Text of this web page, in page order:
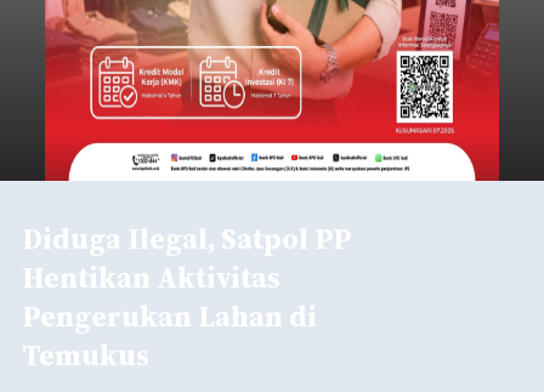
Diduga Ilegal, Satpol PP
Hentikan Aktivitas
Pengerukan Lahan di
Temukus